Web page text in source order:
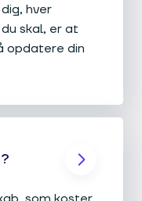
hver
skal, er at
opdatere din